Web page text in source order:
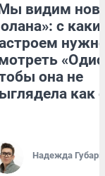
видим
с
она не
как
Надежда Губарь